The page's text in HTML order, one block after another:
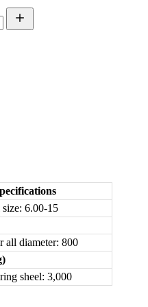
6.00-15
all diameter: 800
sheel: 3,000